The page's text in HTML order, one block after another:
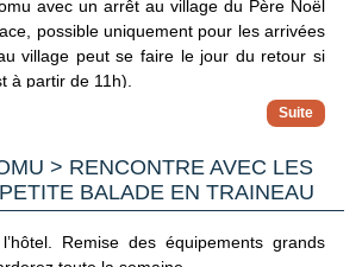
avec un arrêt au village du Père Noël
possible uniquement pour les arrivées
village peut se faire le jour du retour si
à partir de 11h).
une véritable station lapone traversée par
La traversée du cercle polaire a
de la nuit polaire au soleil de minuit
du monde entier. Il n’est d’ailleurs pas
enfants sont parfaitement adaptées aux
> RENCONTRE AVEC LES
BALADE EN TRAINEAU
Remise des équipements grands